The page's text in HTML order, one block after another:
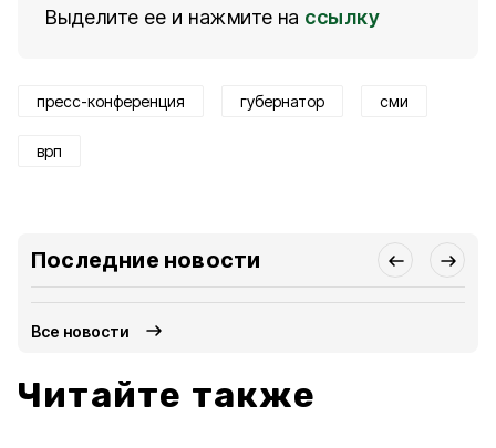
Выделите ее и нажмите на ссылку
пресс-конференция губернатор сми
врп
Последние новости
Все новости
Читайте также